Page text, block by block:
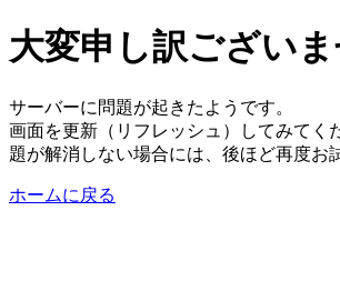
大変申し訳ござい
サーバーに問題が起きたようです。
画面を更新（リフレッシュ）してみてく
題が解消しない場合には、後ほど再度お
ホームに戻る